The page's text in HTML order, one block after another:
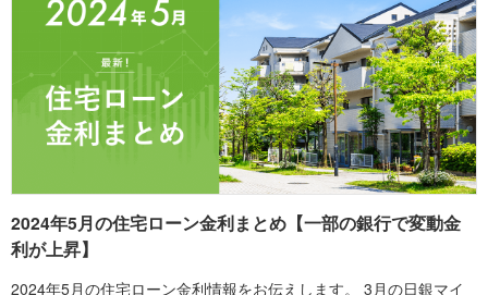
のシナリオ6月の日銀利上げの影響は、各銀行の住宅ローン変動金利
に徐々に反映されています。PayPay銀行は7月に金利を0.35%引き
上げました。また、楽天銀行は7月と8月の2か月に分けて、新規借
入の変動金利を合計約0.25%引き上げています。8月には、ドコモ
SMTBネット銀行も年0.25%引き上げました。 6月の利上げをまだ反
映していない銀行でも、秋にかけて順次引き上げられる見込みで
す。また、既存の借り手への適用時期も、銀行や契約内容によって
異なります。多くの銀行が秋に基準金利を見直した場合、2027年1
月以降の返済に反映されるのが一般的です。ただし、「5年ルール」
が適用される場合は、適用金利が上昇しても毎月の返済額は当面変
わらず、返済額に占める元金と利息の内訳が変化します。変動金利
見直しの注意点2025年12月に行われた日銀利上げの局面では、
2026年3〜5月にかけて各銀行が基準金利の引き上げを発表しました
2024年5月の住宅ローン金利まとめ【一部の銀行で変動金
利が上昇】
2024年5月の住宅ローン金利情報をお伝えします。 3月の日銀マイ